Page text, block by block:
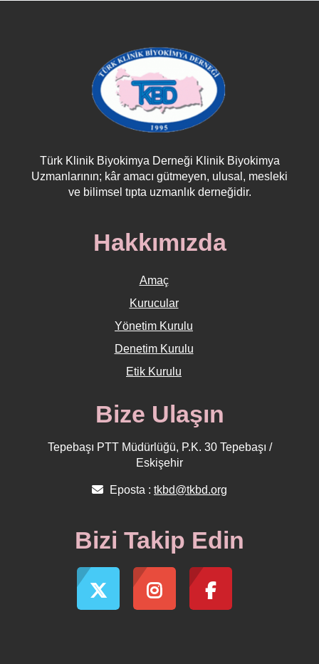
Türk Klinik Biyokimya Derneği Klinik Biyokimya
Uzmanlarının; kâr amacı gütmeyen, ulusal, mesleki
ve bilimsel tıpta uzmanlık derneğidir.
Hakkımızda
Amaç
Kurucular
Yönetim Kurulu
Denetim Kurulu
Etik Kurulu
Bize Ulaşın
Tepebaşı PTT Müdürlüğü, P.K. 30 Tepebaşı /
Eskişehir
Eposta : tkbd@tkbd.org
Bizi Takip Edin